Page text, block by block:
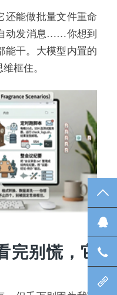
还能做批量文件重命
动发消息……你想到
能干。大模型内置的
框住。
别慌，它
在
咨
北